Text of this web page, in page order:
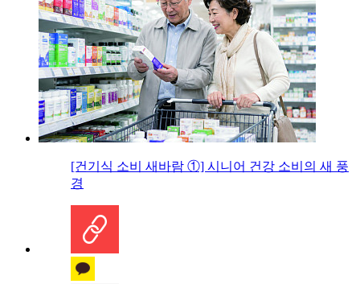
[건기식 소비 새바람 ①] 시니어 건강 소비의 새 풍
경